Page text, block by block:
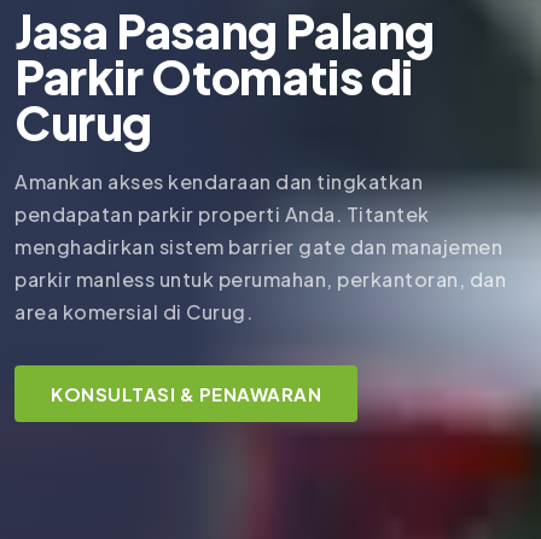
Jasa Pasang Palang
Parkir Otomatis di
Curug
Amankan akses kendaraan dan tingkatkan
pendapatan parkir properti Anda. Titantek
menghadirkan sistem barrier gate dan manajemen
parkir manless untuk perumahan, perkantoran, dan
area komersial di Curug.
KONSULTASI & PENAWARAN